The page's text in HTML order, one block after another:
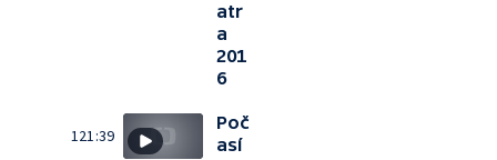
atr
a
201
6
121:39
Poč
así